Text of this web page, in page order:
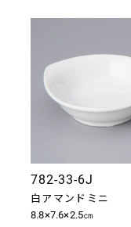
782-33-6J
白アマンドミニ
8.8×7.6×2.5㎝